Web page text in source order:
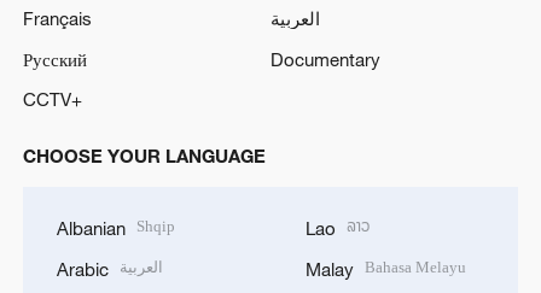
Français
العربية
Русский
Documentary
CCTV+
CHOOSE YOUR LANGUAGE
Albanian Shqip
Arabic العربية
Lao ລາວ
Malay Bahasa Melayu